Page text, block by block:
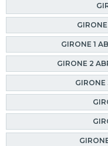
GIRONE 1
GIRONE 2